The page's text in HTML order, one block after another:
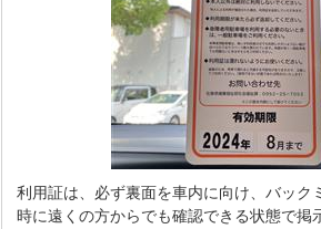
利用証は、必ず裏面を車内に向け、バック
時に遠くの方からでも確認できる状態で掲